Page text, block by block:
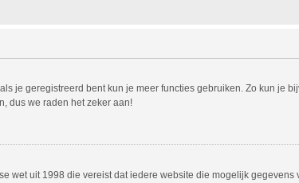
je geregistreerd bent kun je meer functies gebruiken. Zo kun je
dus we raden het zeker aan!
wet uit 1998 die vereist dat iedere website die mogelijk